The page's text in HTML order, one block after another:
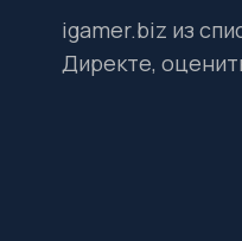
igamer.biz из
Директе,